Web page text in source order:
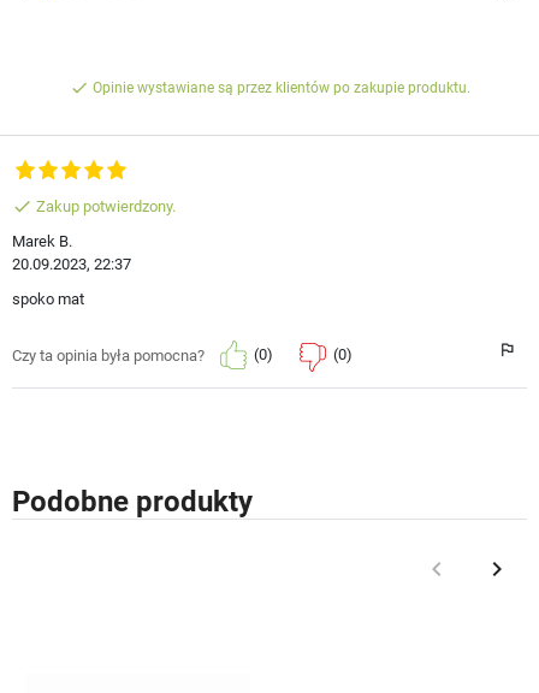
done Opinie wystawiane są przez klientów po zakupie produktu.
done Zakup potwierdzony.
Marek B.
20.09.2023, 22:37
spoko mat
Czy ta opinia była pomocna? (0) (0)
Podobne produkty
Poprzedni
keyboard_arrow_left keyboard_arrow_right